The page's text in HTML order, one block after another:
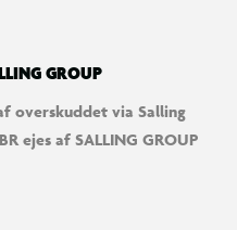
GROUP
overskuddet via Salling
ejes af SALLING GROUP